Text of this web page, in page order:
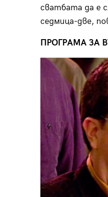
сватбата да е
седмица-две,
ПРОГРАМА ЗА